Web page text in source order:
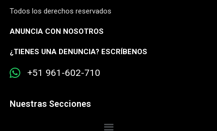
Todos los derechos reservados
ANUNCIA CON NOSOTROS
¿TIENES UNA DENUNCIA? ESCRÍBENOS
+51 961-602-710
Nuestras Secciones